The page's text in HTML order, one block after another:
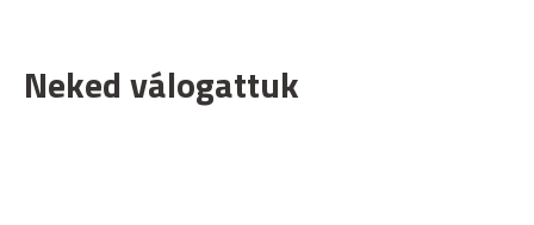
Neked válogattuk